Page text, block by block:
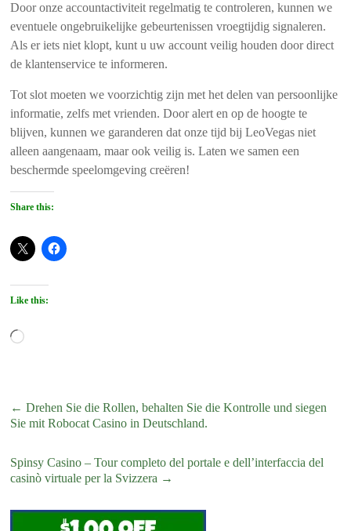
Door onze accountactiviteit regelmatig te controleren, kunnen we
eventuele ongebruikelijke gebeurtenissen vroegtijdig signaleren.
Als er iets niet klopt, kunt u uw account veilig houden door direct
de klantenservice te informeren.
Tot slot moeten we voorzichtig zijn met het delen van persoonlijke
informatie, zelfs met vrienden. Door alert en op de hoogte te
blijven, kunnen we garanderen dat onze tijd bij LeoVegas niet
alleen aangenaam, maar ook veilig is. Laten we samen een
beschermde speelomgeving creëren!
Share this:
Like this:
Loading…
← Drehen Sie die Rollen, behalten Sie die Kontrolle und siegen
Sie mit Robocat Casino in Deutschland.
Spinsy Casino – Tour completo del portale e dell’interfaccia del
casinò virtuale per la Svizzera →